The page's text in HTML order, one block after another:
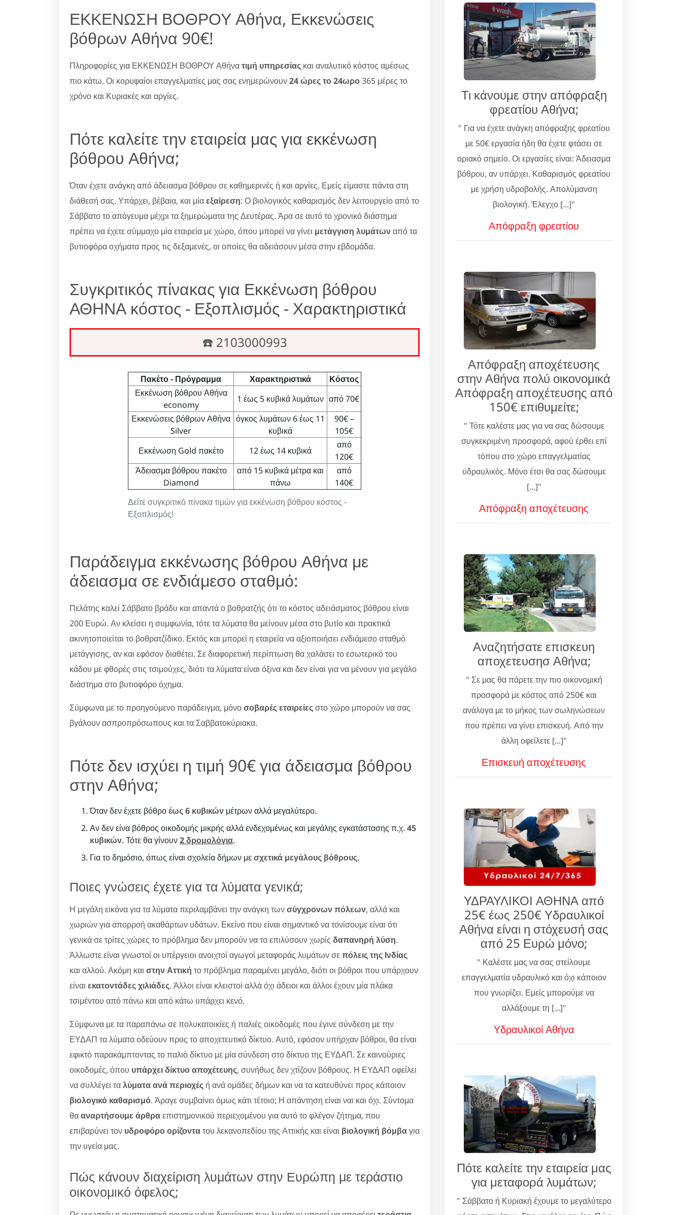
ΕΚΚΕΝΩΣΗ ΒΟΘΡΟΥ Αθήνα, Εκκενώσεις
βόθρων Αθήνα 90€!
Πληροφορίες για ΕΚΚΕΝΩΣΗ ΒΟΘΡΟΥ Αθήνατιμή υπηρεσίας και αναλυτικό κόστος αμέσως
πιο κάτω. Οι κορυφαίοι επαγγελματίες μας σας ενημερώνουν24 ώρες το 24ωρο365 μέρες το
χρόνο και Κυριακές και αργίες.
Πότε καλείτε την εταιρεία μας για εκκένωση
βόθρου Αθήνα;
Όταν έχετε ανάγκη από άδειασμα βόθρου σε καθημερινές ή και αργίες. Εμείς είμαστε πάντα στη
διάθεσή σας. Υπάρχει, βέβαια, και μίαεξαίρεση: Ο βιολογικός καθαρισμός δεν λειτουργείο από το
Σάββατο το απόγευμα μέχρι τα ξημερώματα της Δευτέρας. Άρα σε αυτό το χρονικό διάστημα
πρέπει να έχετε σύμμαχο μία εταιρεία με χώρο, όπου μπορεί να γίνει μετάγγιση λυμάτωναπό τα
βυτιοφόρα οχήματα προς τις δεξαμενές, οι οποίες θα αδειάσουν μέσα στην εβδομάδα.
Συγκριτικός πίνακας για Εκκένωση βόθρου
ΑΘΗΝΑ κόστος - Εξοπλισμός - Χαρακτηριστικά
☎️ 2103000993
Δείτε συγκριτικό πίνακα τιμών για εκκένωση βόθρου κόστος -
Εξοπλισμός!
Πακέτο - Πρόγραμμα Χαρακτηριστικά
Κόστος
Εκκένωση βόθρου Αθήνα
economy
1 έως 5 κυβικά λυμάτων από 70€
Εκκενώσεις βόθρων Αθήνα
Silver
όγκος λυμάτων 6 έως 11
κυβικά
90€ –
105€
Εκκένωση Gold πακέτο
12 έως 14 κυβικά
από
120€
Άδειασμα βόθρου πακέτο
Diamond
από 15 κυβικά μέτρα και
πάνω
από
140€
Παράδειγμα εκκένωσης βόθρου Αθήνα με
άδειασμα σε ενδιάμεσο σταθμό:
Πελάτης καλεί Σάββατο βράδυ και απαντά ο βοθρατζής ότι το κόστος αδειάσματος βόθρου είναι
200 Ευρώ. Αν κλείσει η συμφωνία, τότε τα λύματα θα μείνουν μέσα στο βυτίο και πρακτικά
ακινητοποιείται το βοθρατζίδικο. Εκτός και μπορεί η εταιρεία να αξιοποιήσει ενδιάμεσο σταθμό
μετάγγισης, αν και εφόσον διαθέτει. Σε διαφορετική περίπτωση θα χαλάσει το εσωτερικό του
κάδου με φθορές στις τσιμούχες, διότι τα λύματα είναι όξινα και δεν είναι για να μένουν για μεγάλο
διάστημα στο βυτιοφόρο όχημα.
Σύμφωνα με το προηγούμενο παράδειγμα, μόνοσοβαρές εταιρείεςστο χώρο μπορούν να σας
βγάλουν ασπροπρόσωπους και τα Σαββατοκύριακα.
Πότε δεν ισχύει η τιμή 90€ για άδειασμα βόθρου
στην Αθήνα;
Όταν δεν έχετε βόθροέως 6 κυβικών μέτρων αλλά μεγαλύτερο.
Αν δεν είνα βόθρος οικοδομής μικρής αλλά ενδεχομένως και μεγάλης εγκατάστασης π.χ. 45
κυβικών. Τότε θα γίνουν2 δρομολόγια.
Για το δημόσιο, όπως είναι σχολεία δήμων μεσχετικά μεγάλους βόθρους.
Ποιες γνώσεις έχετε για τα λύματα γενικά;
Η μεγάλη εικόνα για τα λύματα περιλαμβάνει την ανάγκη τωνσύγχρονων πόλεων, αλλά και
χωριών για απορροή ακαθάρτων υδάτων. Εκείνο που είναι σημαντικό να τονίσουμε είναι ότι
γενικά σε τρίτες χώρες το πρόβλημα δεν μπορούν να το επιλύσουν χωρίς δαπανηρή λύση.
Άλλωστε είναι γνωστοί οι υπέργειοι ανοιχτοί αγωγοί μεταφοράς λυμάτων σεπόλεις της Ινδίας
και αλλού. Ακόμη και στην Αττική το πρόβλημα παραμένει μεγάλο, διότι οι βόθροι που υπάρχουν
είναι εκατοντάδες χιλιάδες. Άλλοι είναι κλειστοί αλλά όχι άδειοι και άλλοι έχουν μία πλάκα
τσιμέντου από πάνω και από κάτω υπάρχει κενό.
Σύμφωνα με τα παραπάνω σε πολυκατοικίες ή παλιές οικοδομές που έγινε σύνδεση με την
ΕΥΔΑΠ τα λύματα οδεύουν προς το αποχετευτικό δίκτυο. Αυτό, εφόσον υπήρχαν βόθροι, θα είναι
εφικτό παρακάμπτοντας το παλιό δίκτυο με μία σύνδεση στο δίκτυο της ΕΥΔΑΠ. Σε καινούριες
οικοδομές, όπου υπάρχει δίκτυο αποχέτευης, συνήθως δεν χτίζουν βόθρους. Η ΕΥΔΑΠ οφείλει
να συλλέγει ταλύματα ανά περιοχές ή ανά ομάδες δήμων και να τα κατευθύνει προς κάποιον
βιολογικό καθαρισμό. Άραγε συμβαίνει όμως κάτι τέτοιο; Η απάντηση είναι ναι και όχι. Σύντομα
θααναρτήσουμε άρθραεπιστημονικού περιεχομένου για αυτό το φλέγον ζήτημα, που
επιβαρύνει τον υδροφόρο ορίζοντατου λεκανοπεδίου της Αττικής και είναι βιολογική βόμβαγια
την υγεία μας.
Πώς κάνουν διαχείριση λυμάτων στην Ευρώπη με τεράστιο
οικονομικό όφελος;
Τι κάνουμε στην απόφραξη
φρεατίου Αθήνα;
" Για να έχετε ανάγκη απόφραξης φρεατίου
με 50€ εργασία ήδη θα έχετε φτάσει σε
οριακό σημείο. Οι εργασίες είναι: Άδειασμα
βόθρου, αν υπάρχει. Καθαρισμός φρεατίου
με χρήση υδροβολής. Απολύμανση
βιολογική. Έλεγχο [...]"
Απόφραξη φρεατίου
Απόφραξη αποχέτευσης
στην Αθήνα πολύ οικονομικά
Απόφραξη αποχέτευσης από
150€ επιθυμείτε;
" Τότε καλέστε μας για να σας δώσουμε
συγκεκριμένη προσφορά, αφού έρθει επί
τόπου στο χώρο επαγγελματίας
υδραυλικός. Μόνο έτσι θα σας δώσουμε
[...]"
Απόφραξη αποχέτευσης
Αναζητήσατε επισκευη
αποχετευσησ Αθήνα;
" Σε μας θα πάρετε την πιο οικονομική
προσφορά με κόστος από 250€ και
ανάλογα με το μήκος των σωληνώσεων
που πρέπει να γίνει επισκευή. Από την
άλλη οφείλετε [...]"
Επισκευή αποχέτευσης
ΥΔΡΑΥΛΙΚΟΙ ΑΘΗΝΑ από
25€ έως 250€ Υδραυλικοί
Αθήνα είναι η στόχευσή σας
από 25 Ευρώ μόνο;
" Καλέστε μας να σας στείλουμε
επαγγελματία υδραυλικό και όχι κάποιον
που γνωρίζει. Εμείς μπορούμε να
αλλάξουμε τη [...]"
Υδραυλικοί Αθήνα
Πότε καλείτε την εταιρεία μας
για μεταφορά λυμάτων;
" Σάββατο ή Κυριακή έχουμε το μεγαλύτερο